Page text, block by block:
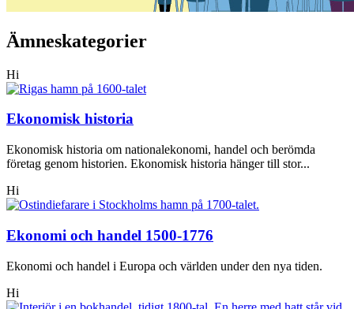
Ämneskategorier
Hi
Ekonomisk historia
Ekonomisk historia om nationalekonomi, handel och berömda
företag genom historien. Ekonomisk historia hänger till stor...
Hi
Ekonomi och handel 1500-1776
Ekonomi och handel i Europa och världen under den nya tiden.
Hi